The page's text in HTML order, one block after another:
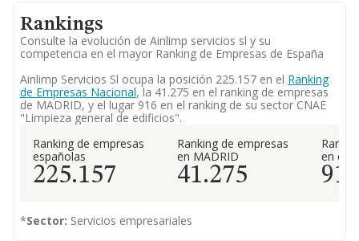
Rankings
Consulte la evolución de Ainlimp servicios sl y su
competencia en el mayor Ranking de Empresas de España
Ainlimp Servicios Sl ocupa la posición 225.157 en el Ranking
de Empresas Nacional, la 41.275 en el ranking de empresas
de MADRID, y el lugar 916 en el ranking de su sector CNAE
"Limpieza general de edificios".
Ranking de empresas
españolas
225.157
Ranking de empresas
en MADRID
41.275
en el
916
*Sector: Servicios empresariales